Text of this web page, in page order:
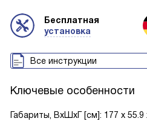
Бесплатная
установка
Все инструкции
Ключевые особенности
Габариты, ВxШxГ [см]: 177 х